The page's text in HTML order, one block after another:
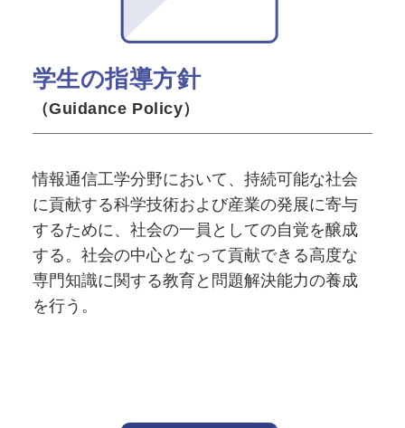
学生の指導方針
（Guidance Policy）
情報通信工学分野において、持続可能な社会
に貢献する科学技術および産業の発展に寄与
するために、社会の一員としての自覚を醸成
する。社会の中心となって貢献できる高度な
専門知識に関する教育と問題解決能力の養成
を行う。